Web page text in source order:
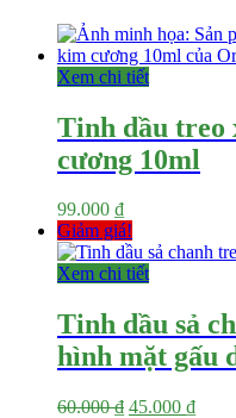
Xem chi tiết
Tinh dầu treo
cương 10ml
99.000 ₫
Giảm giá!
Xem chi tiết
Tinh dầu sả
hình mặt gấu
60.000₫ Giá
45.000 ₫Giá